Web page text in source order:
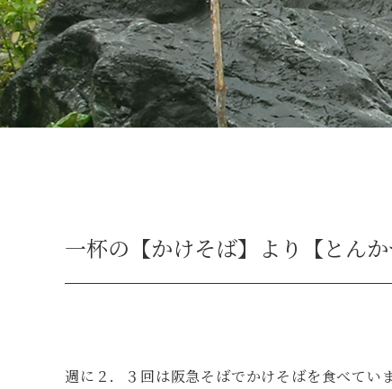
一杯の【かけそば】より【とんか
週に２．３回は阪急そばでかけそばを食べてい